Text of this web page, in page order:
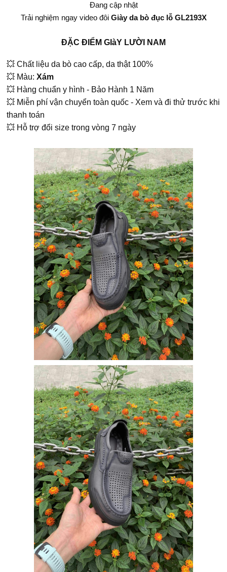
Đang cập nhật
Trải nghiệm ngay video đôi Giày da bò đục lỗ GL2193X
ĐẶC ĐIỂM GIàY LƯỜI NAM
💥 Chất liệu da bò cao cấp, da thật 100%
💥 Màu: Xám
💥 Hàng chuẩn y hình - Bảo Hành 1 Năm
💥 Miễn phí vận chuyển toàn quốc - Xem và đi thử trước khi
thanh toán
💥 Hỗ trợ đổi size trong vòng 7 ngày